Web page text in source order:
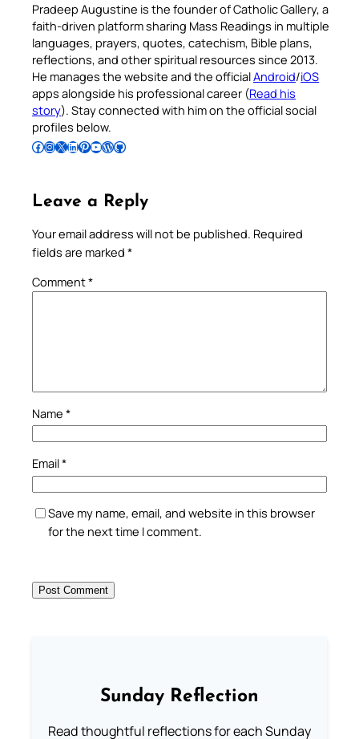
Pradeep Augustine is the founder of Catholic Gallery, a
faith-driven platform sharing Mass Readings in multiple
languages, prayers, quotes, catechism, Bible plans,
reflections, and other spiritual resources since 2013.
He manages the website and the officialAndroid/iOS
apps alongside his professional career (Read his
story). Stay connected with him on the official social
profiles below.
Follow Pradeep on Facebook Follow Pradeep on InstagramFollow Pradeep on X Follow Pradeep on LinkedIn Follow Pradeep on Pinterest Subscribe to Pradeep’s Youtube Channel Follow Pradeep on WordPress Follow Pradeep on GitHub
Leave a Reply
Your email address will not be published. Required
fields are marked *
Comment*
Name *
Email*
Save my name, email, and website in this browser
for the next time I comment.
Sunday Reflection
Read thoughtful reflections for each Sunday